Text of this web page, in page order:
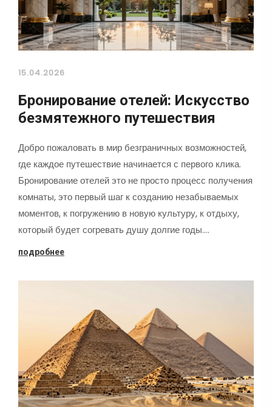
15.04.2026
Бронирование отелей: Искусство
безмятежного путешествия
Добро пожаловать в мир безграничных возможностей,
где каждое путешествие начинается с первого клика.
Бронирование отелей это не просто процесс получения
комнаты, это первый шаг к созданию незабываемых
моментов, к погружению в новую культуру, к отдыху,
который будет согревать душу долгие годы.…
подробнее